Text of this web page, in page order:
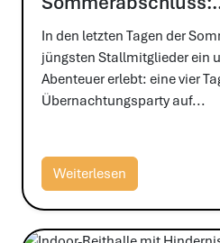
21.08.2024
Ein unvergesslicher
Sommerabschluss:
jüngsten Stallmitglieder ein
Abenteuer erlebt: eine vier
Übernachtungsparty auf...